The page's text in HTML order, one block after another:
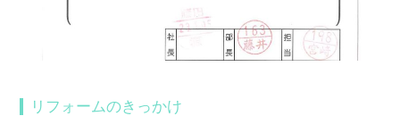
リフォームのきっかけ